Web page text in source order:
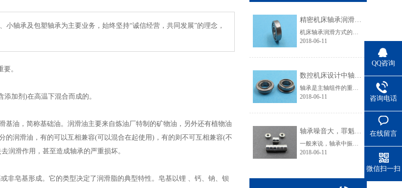
轴承及包塑轴承为主要业务，始终坚持“诚信经营，共同发展”的理念，
。
加剂)在高温下混合而成的。
油，简称基础油。润滑油主要来自炼油厂特制的矿物油，另外还有植物油
润滑油，有的可以互相兼容(可以混合在起使用)，有的则不可互相兼容(不
润滑作用，甚至造成轴承的严重损坏。
非皂基形成。它的类型决定了润滑脂的典型特性。皂基以锂 、 钙、钠、钡
精密机床轴承润滑要注意哪些事项？
机床轴承润滑方式的选择与轴承的转速、载荷、容许温升、轴承类型以及相关条件等有关。下面优微承给大家讲解一下机床轴承脂润滑的注意事项。脂润滑的特点是润滑剂粘附力强、使用方便、维护简单，无需经常添加和更换润滑剂。但其摩擦阻力要比油润滑时大。机床轴承最常用的润滑脂是以矿物油作为基础油的锂基脂，对高速精......
2018-06-11
数控机床设计中轴承选用技巧
轴承是主轴组件的重要组成部分，它的类型、结构、配置、精度、安装、调整、润滑和冷却都直接影响主轴组件的工作性能。主轴的回转精度在很大程度上由轴承所决定。优微轴承小编就来介绍数控机床设计中轴承选用技巧。主轴滚动轴承(1)滚动轴承的类型滚动轴承摩擦阻力小，可以预紧，润滑维护简单，能在一定的转速范围和载......
2018-06-11
轴承噪音大，罪魁祸首竟是它！
一般来说，轴承中振动的产生，滚动轴承本身不产生噪音，通常感觉的“轴承噪音”事实上是轴承直接或间接地与周围结构产生振动的声音效应。这就是为什么许多时候噪音问题可被视为涉及到整个轴承应用的振动问题。(1)因加载滚动体数量变化而产生的激振：当一个径向负荷加载于某个轴承时，其承载负荷的滚动体数量在运行中......
2018-06-11
QQ咨询
咨询电话
在线留言
微信扫一扫